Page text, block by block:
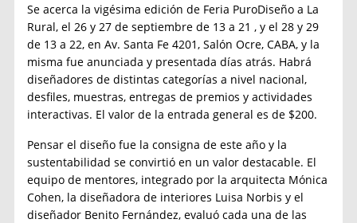
Se acerca la vigésima edición de Feria PuroDiseño a La
Rural, el 26 y 27 de septiembre de 13 a 21 , y el 28 y 29
de 13 a 22, en Av. Santa Fe 4201, Salón Ocre, CABA, y la
misma fue anunciada y presentada días atrás. Habrá
diseñadores de distintas categorías a nivel nacional,
desfiles, muestras, entregas de premios y actividades
interactivas. El valor de la entrada general es de $200.
Pensar el diseño fue la consigna de este año y la
sustentabilidad se convirtió en un valor destacable. El
equipo de mentores, integrado por la arquitecta Mónica
Cohen, la diseñadora de interiores Luisa Norbis y el
diseñador Benito Fernández, evaluó cada una de las